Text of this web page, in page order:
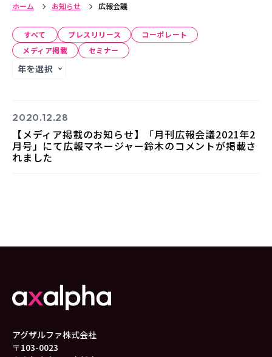
ホーム お知らせ 広報会議
すべて プレスリリース
コーポレート
メディア掲載
セミナー
2020.12.28
【メディア掲載のお知らせ】「月刊広報会議2021年2
月号」にて広報マネージャー鈴木のコメントが掲載さ
れました
アグザルファ株式会社
〒103-0023